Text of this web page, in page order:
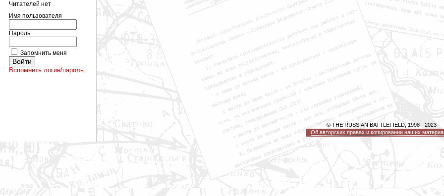
Читателей нет
Имя пользователя
Пароль
Запомнить меня
Вспомнить логин/пароль
© THE RUSSIAN BATTLEFIELD, 1998 - 2023
Об авторских правах и копировании наших